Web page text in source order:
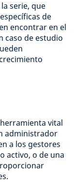
serie, que
de
encontrar en el
caso de estudio
vital
administrador
a los gestores
activo, o de una